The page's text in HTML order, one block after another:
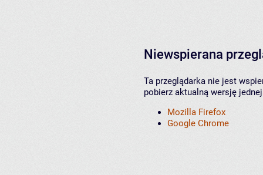
Niewspierana
Ta przeglądarka nie jest
pobierz aktualną wersję
Mozilla Firefox
Google Chrome